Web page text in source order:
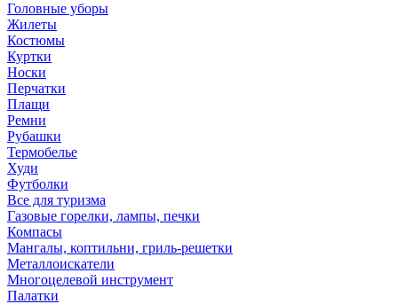
Головные уборы
Жилеты
Костюмы
Куртки
Носки
Перчатки
Плащи
Ремни
Рубашки
Термобелье
Худи
Футболки
Все для туризма
Газовые горелки, лампы, печки
Компасы
Мангалы, коптильни, гриль-решетки
Металлоискатели
Многоцелевой инструмент
Палатки